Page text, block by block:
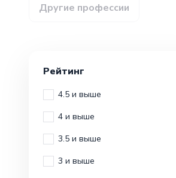
Другие профессии
Рейтинг
4.5 и выше
4 и выше
3.5 и выше
3 и выше